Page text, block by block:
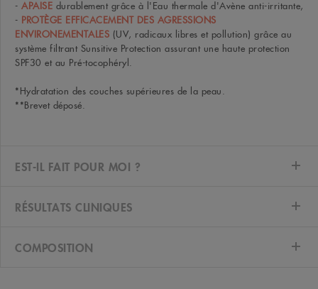
- APAISE durablement grâce à l'Eau thermale d'Avène anti-irritante,
- PROTÈGE EFFICACEMENT DES AGRESSIONS
ENVIRONEMENTALES (UV, radicaux libres et pollution) grâce au
système filtrant Sunsitive Protection assurant une haute protection
SPF30 et au Pré-tocophéryl.
*Hydratation des couches supérieures de la peau.
**Brevet déposé.
EST-IL FAIT POUR MOI ?
RÉSULTATS CLINIQUES
COMPOSITION